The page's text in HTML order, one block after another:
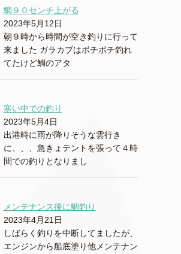
鯛９０センチ上がる
2023年5月12日
朝９時から時間が空き釣りに行って
来ました ガラカブはボチボチ釣れ
てたけど鯛のアタ
寒い中での釣り
2023年5月4日
出港時に雨が降りそうな雲行き
に、、、急きょテントを張って４時
間での釣りとなりまし
メンテナンス後に鯛釣り
2023年4月21日
しばらく釣りを中断してましたが、
エンジンから船底塗り他メンテナン